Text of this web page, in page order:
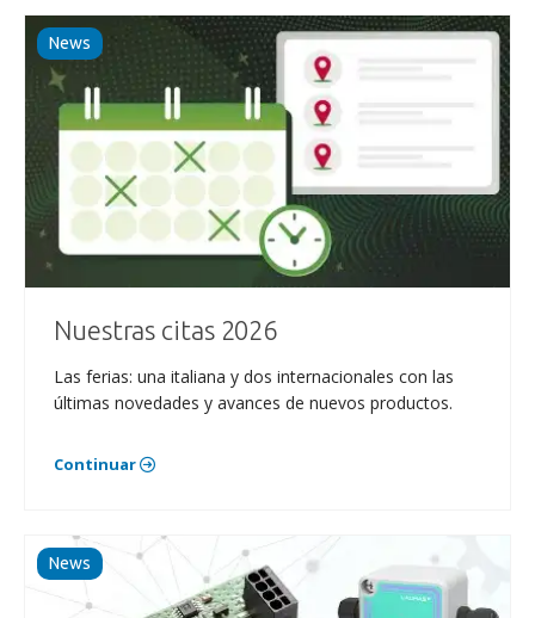
News
Nuestras citas 2026
Las ferias: una italiana y dos internacionales con las
últimas novedades y avances de nuevos productos.
Continuar
News